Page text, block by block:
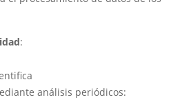
:
análisis periódicos: